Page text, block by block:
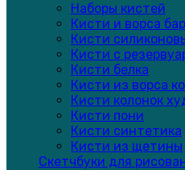
Наборы кистей
Кисти и ворса
Кисти
Кисти с
Кисти белка
Кисти из ворса
Кисти колонок
Кисти пони
Кисти синтетика
Кисти из щетины
Скетчбуки для